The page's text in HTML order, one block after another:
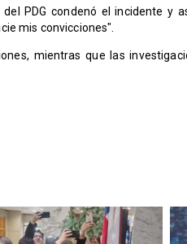
PDG condenó el incidente y
mis convicciones".
mientras que las